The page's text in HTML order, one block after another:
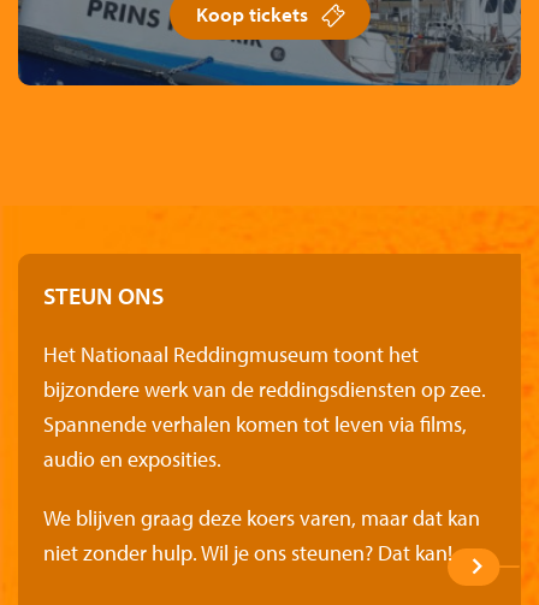
Koop tickets
STEUN ONS
Het Nationaal Reddingmuseum toont het
bijzondere werk van de reddingsdiensten op zee.
Spannende verhalen komen tot leven via films,
audio en exposities.
We blijven graag deze koers varen, maar dat kan
niet zonder hulp. Wil je ons steunen? Dat kan!